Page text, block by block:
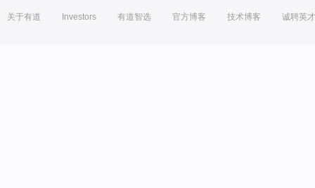
关于有道 Investors 有道智选 官方博客 技术博客 诚聘英才